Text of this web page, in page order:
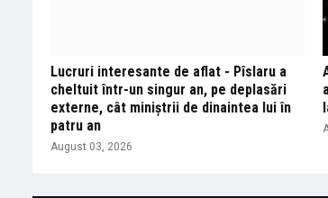
Lucruri interesante de aflat - Pîslaru a
cheltuit într-un singur an, pe deplasări
externe, cât miniștrii de dinaintea lui în
patru an
August 03, 2026